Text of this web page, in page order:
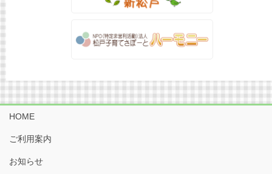
HOME
ご利用案内
お知らせ